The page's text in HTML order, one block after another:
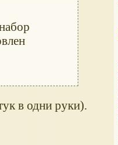
в одни руки).